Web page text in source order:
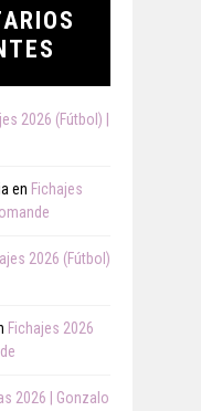
2026 (Fútbol) |
en Fichajes
2026 (Fútbol)
Fichajes 2026
2026 | Gonzalo